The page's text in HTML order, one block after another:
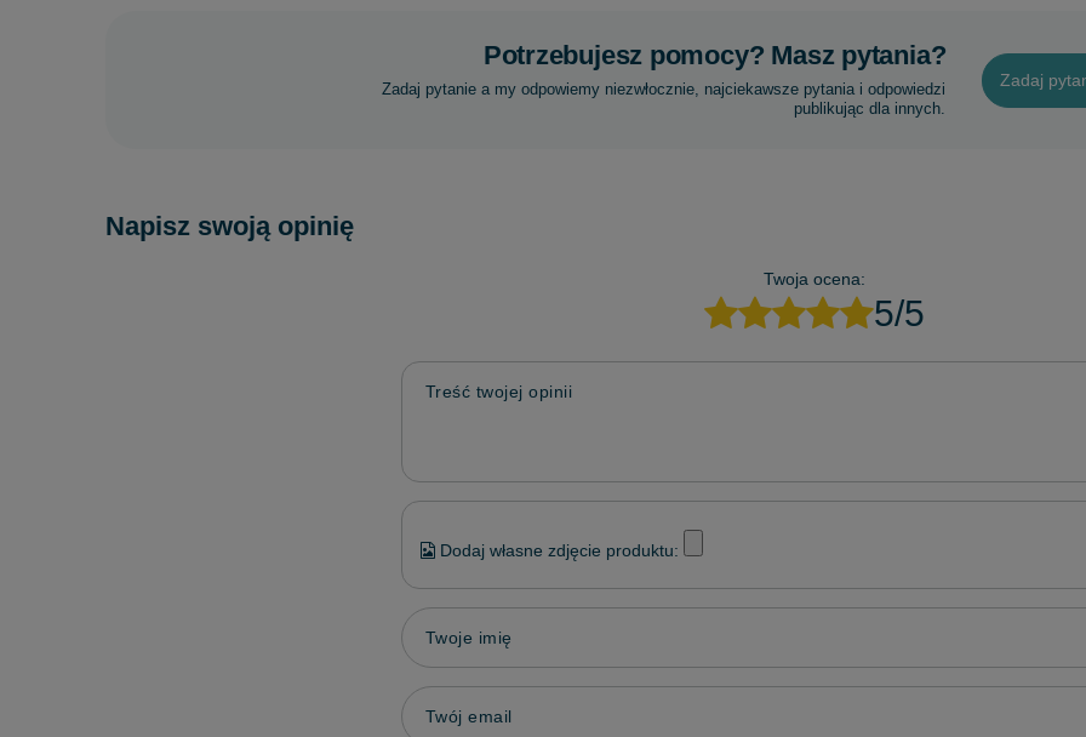
Potrzebujesz pomocy? Masz pytania?
Zadaj pytanie a my odpowiemy niezwłocznie, najciekawsze pytania i odpowiedzi
publikując dla innych.
Zadaj
Napisz swoją opinię
Twoja ocena:
5/5
Treść twojej opinii
Dodaj własne zdjęcie produktu:
Twoje imię
Twój email